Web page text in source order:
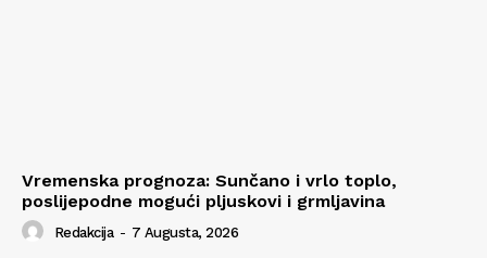
Vremenska prognoza: Sunčano i vrlo toplo,
poslijepodne mogući pljuskovi i grmljavina
Redakcija - 7 Augusta, 2026